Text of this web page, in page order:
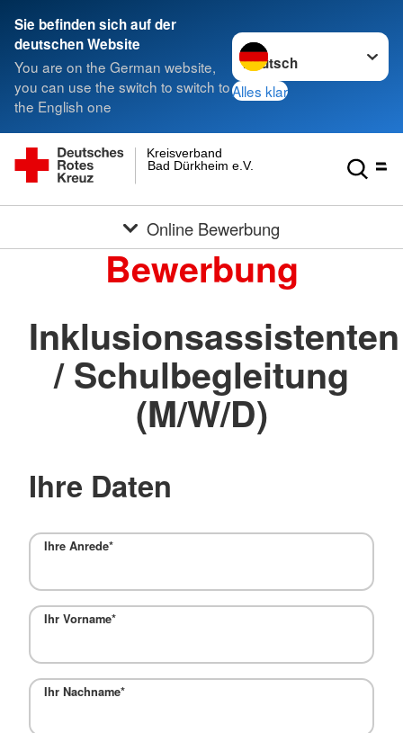
Sie befinden sich auf der
deutschen Website
You are on the German website,
you can use the switch to switch to
the English one
Sprache wechseln zu
Alles klar
Bad Dürkheim e.V.
Kreisverband
Online Bewerbung
Bewerbung
Inklusionsassistenten
/ Schulbegleitung
(M/W/D)
Ihre Daten
Ihre Anrede*
Ihr Vorname*
Ihr Nachname*